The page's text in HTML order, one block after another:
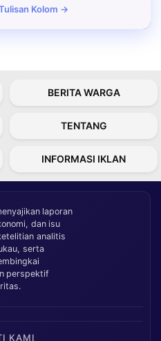
Kolom →
BERITA WARGA
TENTANG
INFORMASI IKLAN
laporan
dan isu
analitis
serta
perspektif
KAMI